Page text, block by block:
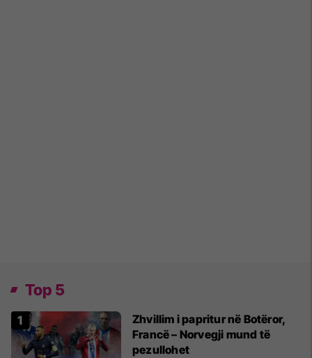
Top 5
Zhvillim i papritur në Botëror,
Francë – Norvegji mund të
pezullohet